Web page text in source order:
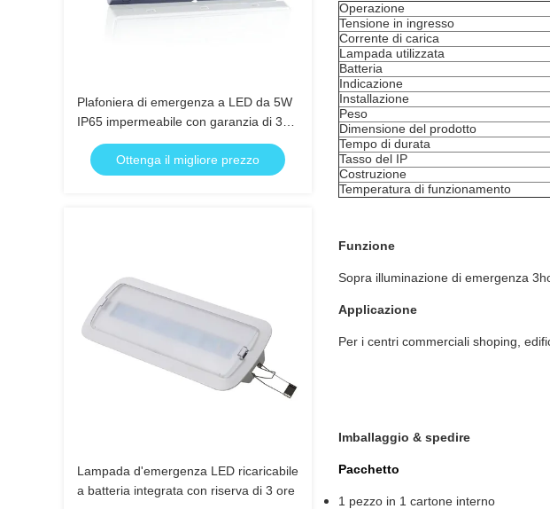
Plafoniera di emergenza a LED da 5W
IP65 impermeabile con garanzia di 3
anni e durata di 25000 ore
Ottenga il migliore prezzo
Lampada d'emergenza LED ricaricabile
a batteria integrata con riserva di 3 ore
Operazione
Tensione in ingresso
Corrente di carica
Lampada utilizzata
Batteria
Indicazione
Installazione
Peso
Dimensione del prodotto
Tempo di durata
Tasso del IP
Costruzione
Temperatura di funzionamento
Funzione
Sopra illuminazione di emergenza
Applicazione
Per i centri commerciali shoping,
Imballaggio & spedire
Pacchetto
1 pezzo in 1 cartone interno